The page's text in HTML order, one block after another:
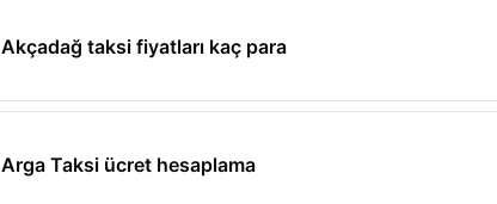
Akçadağ taksi fiyatları kaç para
Arga Taksi ücret hesaplama